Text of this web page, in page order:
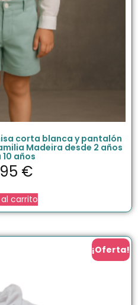
corta blanca y pantalón
Madeira desde 2 años
años
€
carrito
¡Oferta!